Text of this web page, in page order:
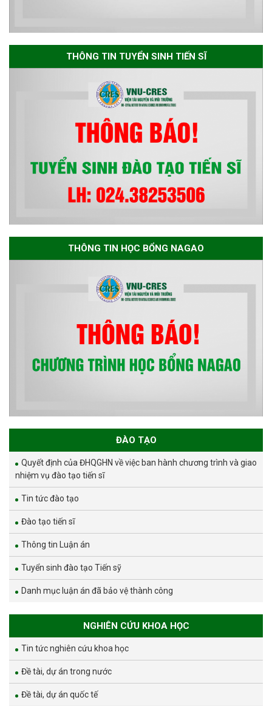
Thông báo danh sách thí sinh
đủ điều kiện dự tuyển Chương
trình đào tạo tiến sĩ chuyên
ngành Môi trường và phát triển
THÔNG TIN TUYỂN SINH TIẾN SĨ
THÔNG TIN HỌC BỔNG NAGAO
ĐÀO TẠO
Quyết định của ĐHQGHN về việc ban hành chương trình và giao
nhiệm vụ đào tạo tiến sĩ
Tin tức đào tạo
Đào tạo tiến sĩ
Thông tin Luận án
Tuyển sinh đào tạo Tiến sỹ
Danh mục luận án đã bảo vệ thành công
NGHIÊN CỨU KHOA HỌC
Tin tức nghiên cứu khoa học
Đề tài, dự án trong nước
Đề tài, dự án quốc tế